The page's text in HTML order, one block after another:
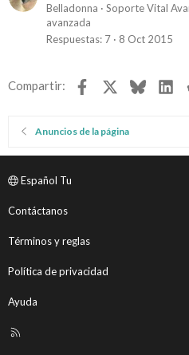
Belladonna
Soporte Vital
avanzada
Respuestas 7 8 Oct 2015
Compartir: Facebook Bluesky
Anuncios de la página
Español Tu
Contáctanos
Términos y reglas
Política de privacidad
Ayuda
R